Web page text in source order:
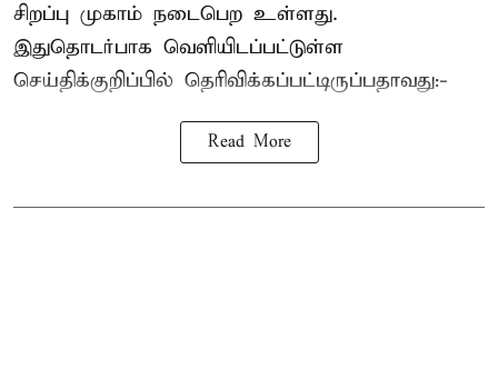
சிறப்பு முகாம் நடைபெற உள்ளது.
இதுதொடர்பாக வெளியிடப்பட்டுள்ள
செய்திக்குறிப்பில் தெரிவிக்கப்பட்டிருப்பதாவது:-
Read More